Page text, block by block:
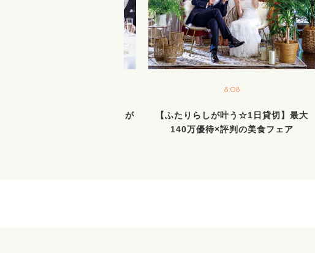
万優待】憧れ＆おもてなしが
8.08
【ふたりらしが叶う☆1日貸切】最大
140万優待×評判の美食フェア